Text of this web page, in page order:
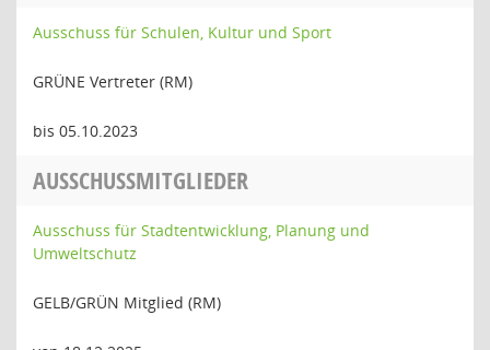
Ausschuss für Schulen, Kultur und Sport
GRÜNE Vertreter (RM)
bis 05.10.2023
AUSSCHUSSMITGLIEDER
Ausschuss für Stadtentwicklung, Planung und
Umweltschutz
GELB/GRÜN Mitglied (RM)